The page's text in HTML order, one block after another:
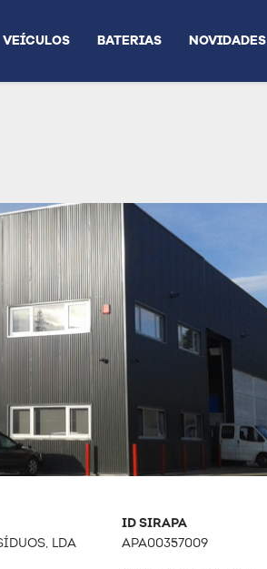
VEÍCULOS BATERIAS NOVIDADES
LDA
ID SIRAPA
APA00357009